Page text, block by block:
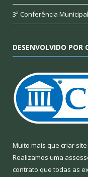
3ª Conferência
DESENVOLVIDO POR
Muito mais que criar site
Realizamos uma
contrato que todas as